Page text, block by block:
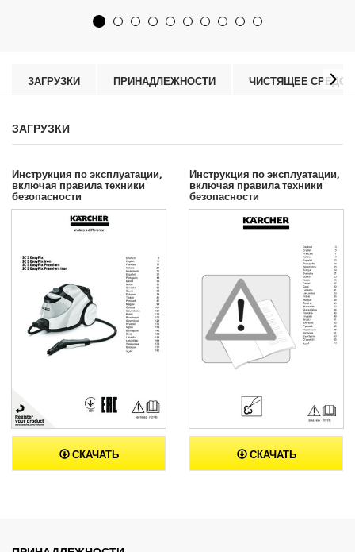
ЗАГРУЗКИ ПРИНАДЛЕЖНОСТИ ЧИСТЯЩЕЕ
ЗАГРУЗКИ
Инструкция по эксплуатации,
включая правила техники
безопасности
СКАЧАТЬ
Инструкция по эксплуатации,
включая правила техники
безопасности
СКАЧАТЬ